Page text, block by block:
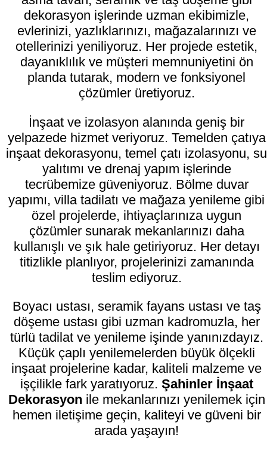
dekorasyon işlerinde uzman ekibimizle,
evlerinizi, yazlıklarınızı, mağazalarınızı ve
otellerinizi yeniliyoruz. Her projede estetik,
dayanıklılık ve müşteri memnuniyetini ön
planda tutarak, modern ve fonksiyonel
çözümler üretiyoruz.
İnşaat ve izolasyon alanında geniş bir
yelpazede hizmet veriyoruz. Temelden çatıya
inşaat dekorasyonu, temel çatı izolasyonu, su
yalıtımı ve drenaj yapım işlerinde
tecrübemize güveniyoruz. Bölme duvar
yapımı, villa tadilatı ve mağaza yenileme gibi
özel projelerde, ihtiyaçlarınıza uygun
çözümler sunarak mekanlarınızı daha
kullanışlı ve şık hale getiriyoruz. Her detayı
titizlikle planlıyor, projelerinizi zamanında
teslim ediyoruz.
Boyacı ustası, seramik fayans ustası ve taş
döşeme ustası gibi uzman kadromuzla, her
türlü tadilat ve yenileme işinde yanınızdayız.
Küçük çaplı yenilemelerden büyük ölçekli
inşaat projelerine kadar, kaliteli malzeme ve
işçilikle fark yaratıyoruz. Şahinler İnşaat
Dekorasyon ile mekanlarınızı yenilemek için
hemen iletişime geçin, kaliteyi ve güveni bir
arada yaşayın!